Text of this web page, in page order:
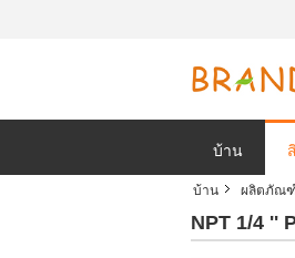
บ้าน
บ้าน ผลิตภัณฑ์
NPT 1/4 ''